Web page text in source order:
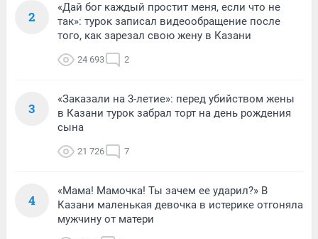
2
«Дай бог каждый простит меня, если что не
так»: турок записал видеообращение после
того, как зарезал свою жену в Казани
24 693 2
3
«Заказали на 3-летие»: перед убийством жены
в Казани турок забрал торт на день рождения
сына
21 726 7
4
«Мама! Мамочка! Ты зачем ее ударил?» В
Казани маленькая девочка в истерике отгоняла
мужчину от матери